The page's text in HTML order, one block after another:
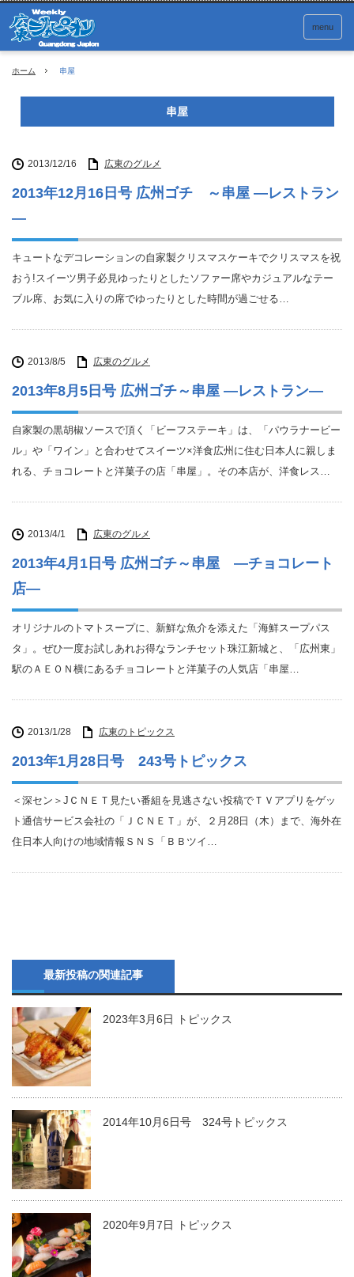
menu
ホーム 串屋
串屋
2013/12/16 広東のグルメ
2013年12月16日号 広州ゴチ ～串屋 ―レストラン
―
キュートなデコレーションの自家製クリスマスケーキでクリスマスを祝
おう!スイーツ男子必見ゆったりとしたソファー席やカジュアルなテー
ブル席、お気に入りの席でゆったりとした時間が過ごせる…
2013/8/5 広東のグルメ
2013年8月5日号 広州ゴチ～串屋 ―レストラン―
自家製の黒胡椒ソースで頂く「ビーフステーキ」は、「パウラナービー
ル」や「ワイン」と合わせてスイーツ×洋食広州に住む日本人に親しま
れる、チョコレートと洋菓子の店「串屋」。その本店が、洋食レス…
2013/4/1 広東のグルメ
2013年4月1日号 広州ゴチ～串屋 ―チョコレート
店―
オリジナルのトマトスープに、新鮮な魚介を添えた「海鮮スープパス
タ」。ぜひ一度お試しあれお得なランチセット珠江新城と、「広州東」
駅のＡＥＯＮ横にあるチョコレートと洋菓子の人気店「串屋…
2013/1/28 広東のトピックス
2013年1月28日号 243号トピックス
＜深セン＞JＣＮＥＴ見たい番組を見逃さない投稿でＴＶアプリをゲッ
ト通信サービス会社の「ＪＣＮＥＴ」が、２月28日（木）まで、海外在
住日本人向けの地域情報ＳＮＳ「ＢＢツイ…
最新投稿の関連記事
2023年3月6日 トピックス
2014年10月6日号 324号トピックス
2020年9月7日 トピックス